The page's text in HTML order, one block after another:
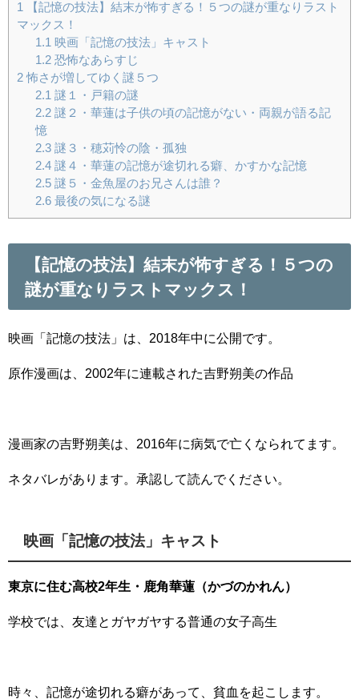
1
【記憶の技法】結末が怖すぎる！５つの謎が重なりラスト
マックス！
1.1
映画「記憶の技法」キャスト
1.2恐怖なあらすじ
2 怖さが増してゆく謎５つ
2.1 謎１・戸籍の謎
2.2謎２・華蓮は子供の頃の記憶がない・両親が語る記
憶
2.3謎３・穂苅怜の陰・孤独
2.4謎４・華蓮の記憶が途切れる癖、かすかな記憶
2.5謎５・金魚屋のお兄さんは誰？
2.6最後の気になる謎
【記憶の技法】結末が怖すぎる！５つの
謎が重なりラストマックス！
映画「記憶の技法」は、2018年中に公開です。
原作漫画は、2002年に連載された吉野朔美の作品
漫画家の吉野朔美は、2016年に病気で亡くなられてます。
ネタバレがあります。承認して読んでください。
映画「記憶の技法」キャスト
東京に住む高校2年生・鹿角華蓮（かづのかれん）
学校では、友達とガヤガヤする普通の女子高生
時々、記憶が途切れる癖があって、貧血を起こします。